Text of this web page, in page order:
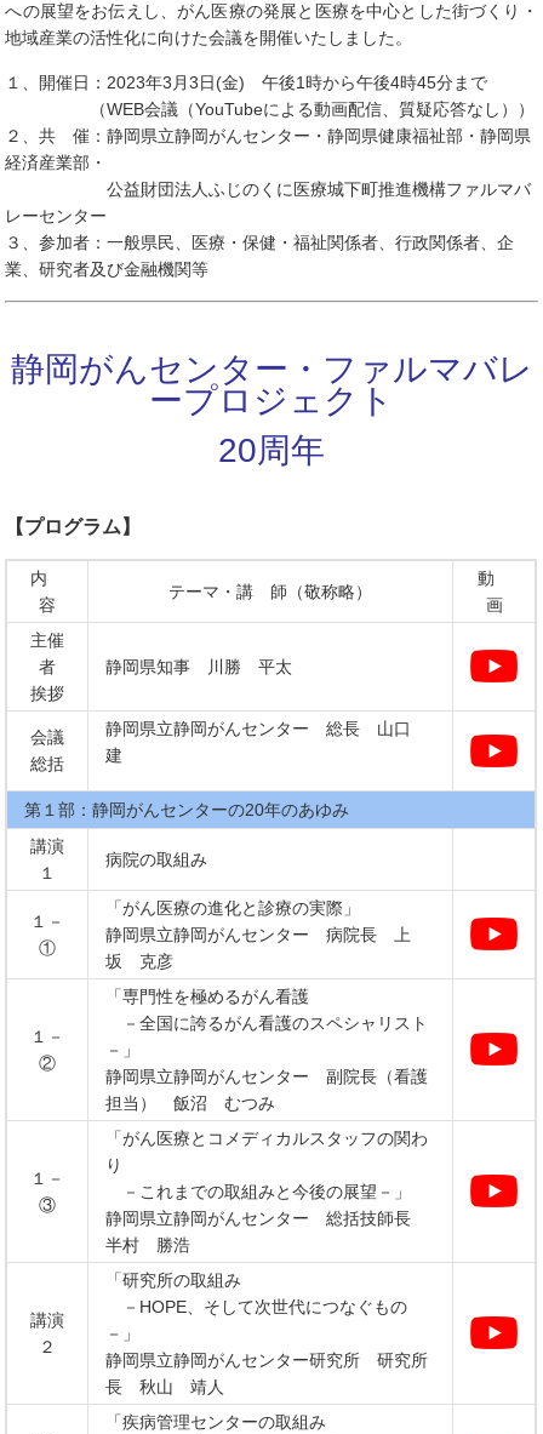
への展望をお伝えし、がん医療の発展と医療を中心とした街づくり・
地域産業の活性化に向けた会議を開催いたしました。
１、開催日：2023年3月3日(金) 午後1時から午後4時45分まで
（WEB会議（YouTubeによる動画配信、質疑応答なし））
２、共 催：静岡県立静岡がんセンター・静岡県健康福祉部・静岡県
経済産業部・
公益財団法人ふじのくに医療城下町推進機構ファルマバ
レーセンター
３、参加者：一般県民、医療・保健・福祉関係者、行政関係者、企
業、研究者及び金融機関等
静岡がんセンター・ファルマバレ
ープロジェクト
20周年
【プログラム】
内
容
テーマ・講 師（敬称略）
動
画
主催
者
挨拶
静岡県知事 川勝 平太
会議
総括
静岡県立静岡がんセンター 総長 山口
建
第１部：静岡がんセンターの20年のあゆみ
講演
１
病院の取組み
１－
①
「がん医療の進化と診療の実際」
静岡県立静岡がんセンター 病院長 上
坂 克彦
１－
②
「専門性を極めるがん看護
－全国に誇るがん看護のスペシャリスト
－」
静岡県立静岡がんセンター 副院長（看護
担当） 飯沼 むつみ
１－
③
「がん医療とコメディカルスタッフの関わ
り
－これまでの取組みと今後の展望－」
静岡県立静岡がんセンター 総括技師長
半村 勝浩
講演
２
「研究所の取組み
－HOPE、そして次世代につなぐもの
－」
静岡県立静岡がんセンター研究所 研究所
長 秋山 靖人
「疾病管理センターの取組み